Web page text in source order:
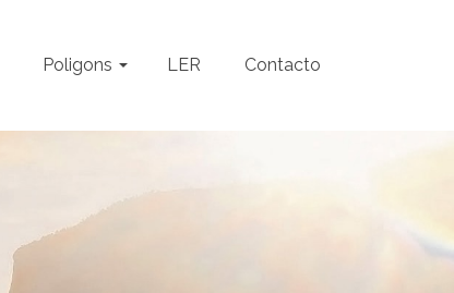
Poligons LER Contacto